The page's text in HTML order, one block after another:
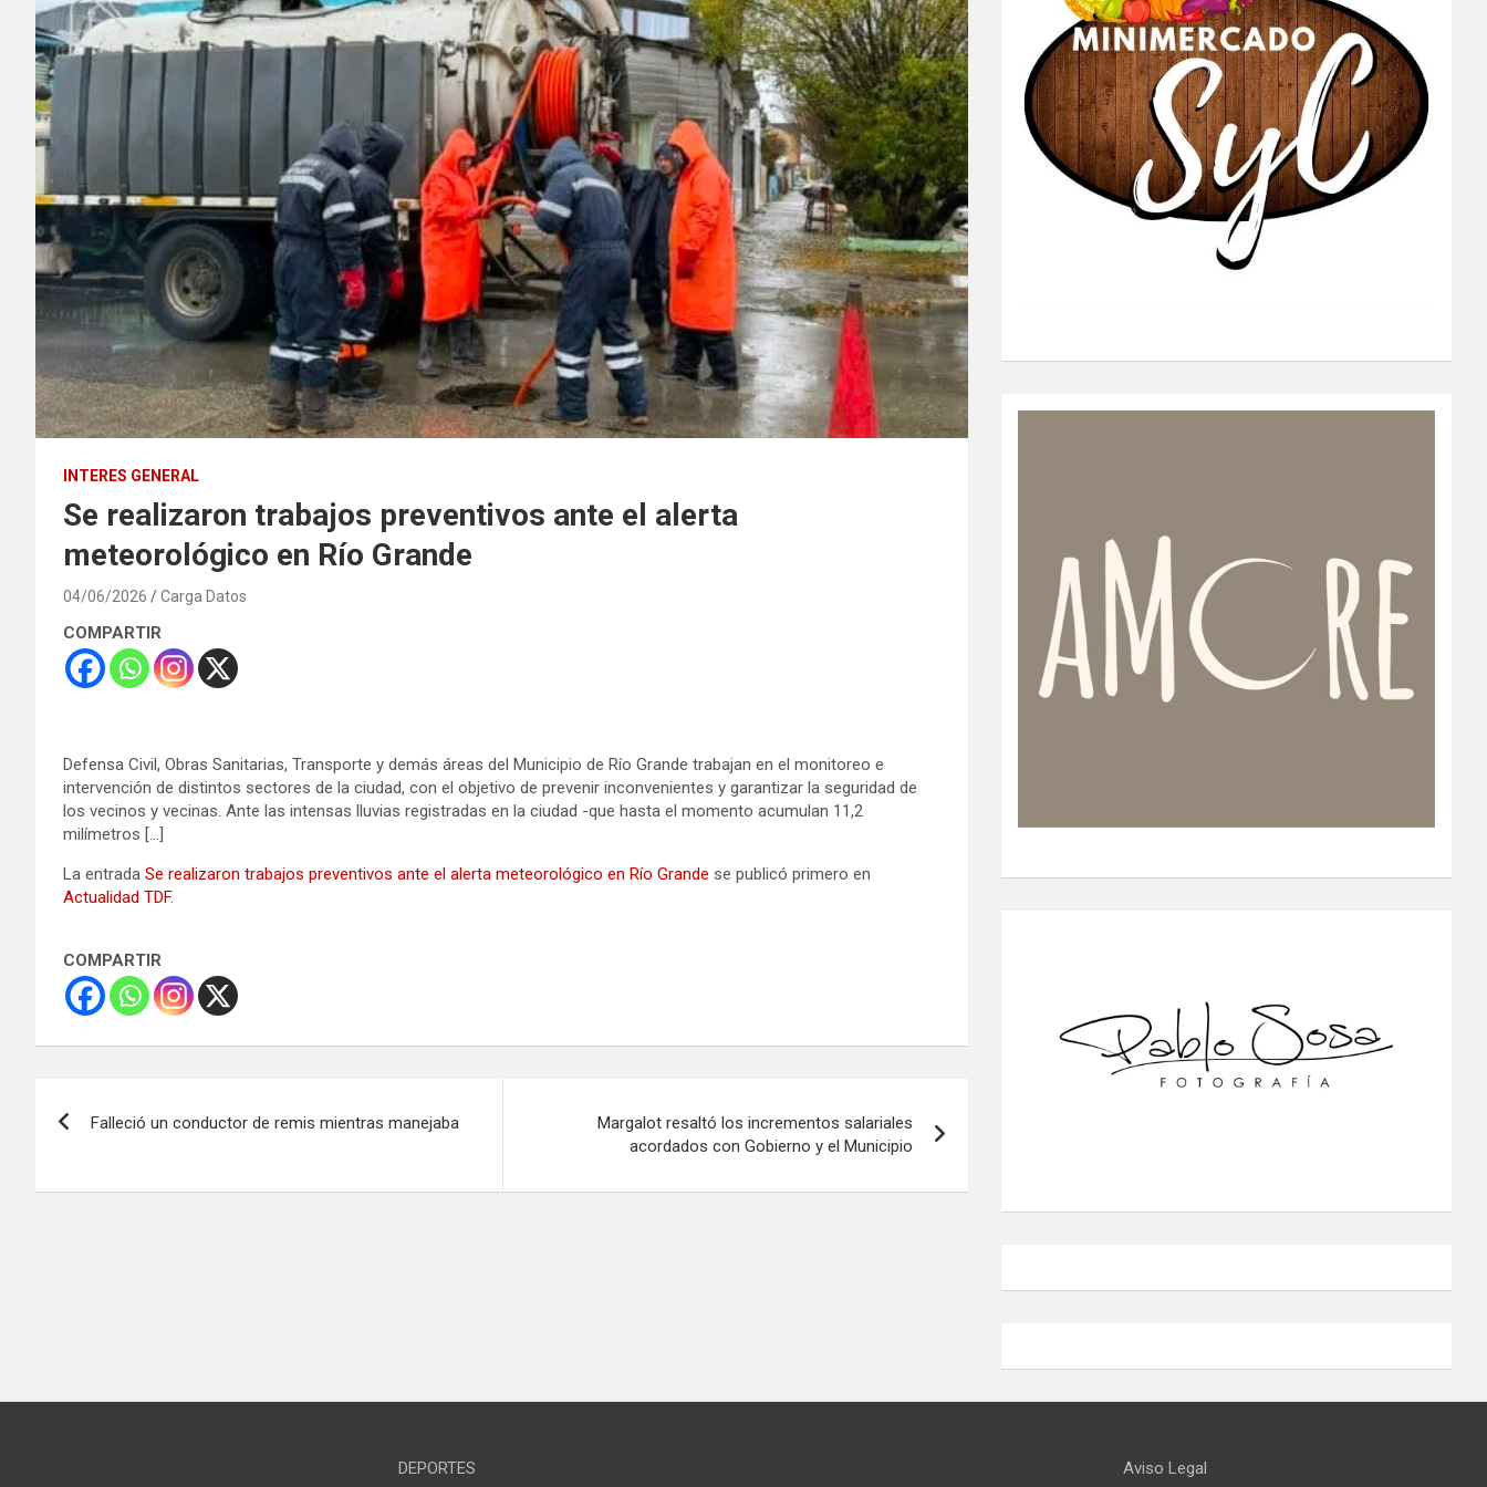
INTERES GENERAL
Se realizaron trabajos preventivos ante el alerta
meteorológico en Río Grande
04/06/2026 Carga Datos
COMPARTIR
Defensa Civil, Obras Sanitarias, Transporte y demás áreas del Municipio de Río Grande trabajan en el monitoreo e
intervención de distintos sectores de la ciudad, con el objetivo de prevenir inconvenientes y garantizar la seguridad de
los vecinos y vecinas. Ante las intensas lluvias registradas en la ciudad -que hasta el momento acumulan 11,2
milímetros […]
La entrada Se realizaron trabajos preventivos ante el alerta meteorológico en Río Grande se publicó primero en
Actualidad TDF.
COMPARTIR
entradas
Falleció un conductor de remis mientras manejaba
Margalot resaltó los incrementos salariales
acordados con Gobierno y el Municipio
DEPORTES Aviso Legal